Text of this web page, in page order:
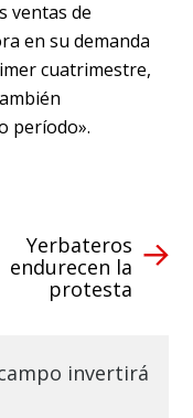
ventas de
en su demanda
cuatrimestre,
período».
Yerbateros
endurecen la
protesta
invertirá